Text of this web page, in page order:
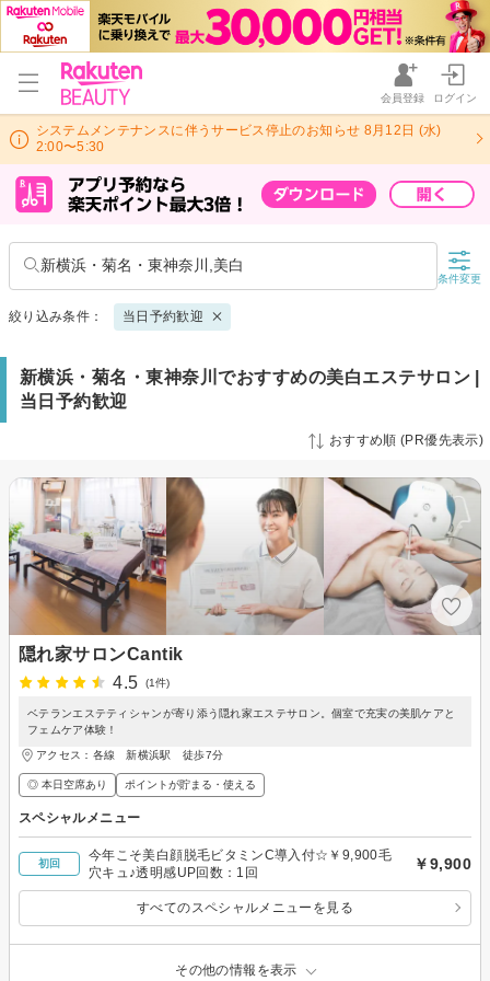
会員登録 ログイン
システムメンテナンスに伴うサービス停止のお知らせ 8月12日 (水)
2:00〜5:30
新横浜・菊名・東神奈川,美白
条件変更
絞り込み条件： 当日予約歓迎
新横浜・菊名・東神奈川でおすすめの美白エステサロン |
当日予約歓迎
おすすめ順 (PR優先表示)
隠れ家サロンCantik
4.5
(1件)
ベテランエステティシャンが寄り添う隠れ家エステサロン。個室で充実の美肌ケアと
フェムケア体験！
アクセス：各線 新横浜駅 徒歩7分
◎ 本日空席あり ポイントが貯まる・使える
スペシャルメニュー
初回
今年こそ美白顔脱毛ビタミンC導入付☆￥9,900毛
穴キュ♪透明感UP回数：1回
￥9,900
すべてのスペシャルメニューを見る
その他の情報を表示